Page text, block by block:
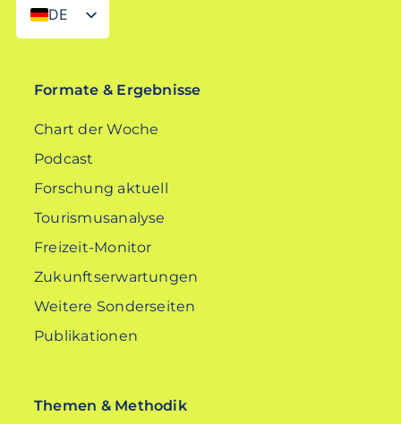
DE
EN
Formate & Ergebnisse
Chart der Woche
Podcast
Forschung aktuell
Tourismusanalyse
Freizeit-Monitor
Zukunftserwartungen
Weitere Sonderseiten
Publikationen
Themen & Methodik